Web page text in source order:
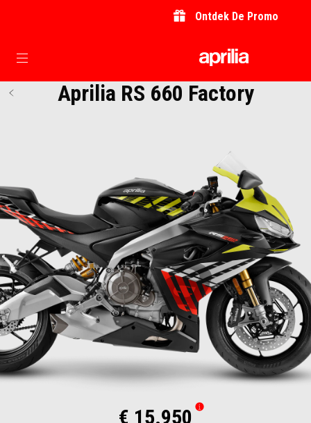
Ontdek De Promo
Ga naar de hoofdcontent
Aprilia RS 660 Factory
€ 15.950